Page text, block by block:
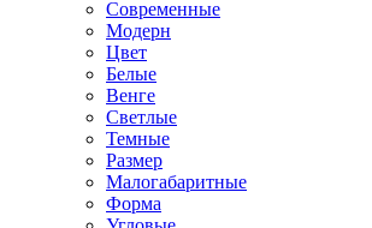
Современные
Модерн
Цвет
Белые
Венге
Светлые
Темные
Размер
Малогабаритные
Форма